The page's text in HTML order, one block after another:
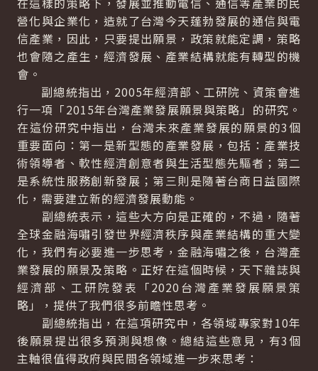
營化與企業化，造就了台灣今天蓬勃發展的通信與電
信產業，因此，只要提出願景，政策就能定調，策略
也會隨之產生，經濟發展、產業結構就能有轉型的機
會。
副總統指出，2005年經濟部、工研院、資策會進
行一項「2015年台灣產業發展願景與策略」的研究。
在這份研究中指出，台灣未來產業發展的願景的3個
重要面向：第一是新型態的產業發展，包括：產業技
術領導者、軟性經濟創意者與生活型態先驅者；第二
是系統性服務創新發展；第三則是隨著台商日益國際
化，需要建立新的經濟發展動能。
副總統表示，這些大方向是正確的，不過，隨著
全球金融海嘯引發世界經濟秩序與產業結構的重大變
化，我們有必要進一步思考，金融海嘯之後，台灣產
業發展的願景及策略。正好在這個時候，天下雜誌與
經濟部、工研院發表「2020台灣產業發展願景策
略」，提供了我們很多前瞻性思考。
副總統指出，在這項研究中，各領域專家對10年
後願景提出很多預測與想像。總結這些意見，有3個
主軸很值得政府與民間各領域進一步來思考：